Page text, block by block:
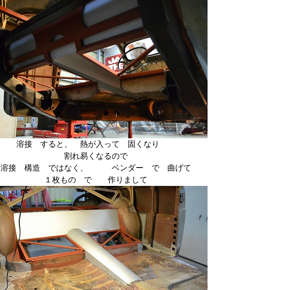
溶接 すると、 熱が入って 固くなり
割れ易くなるので
溶接 構造 ではなく、 ベンダー で 曲げて
１枚もの で 作りまして